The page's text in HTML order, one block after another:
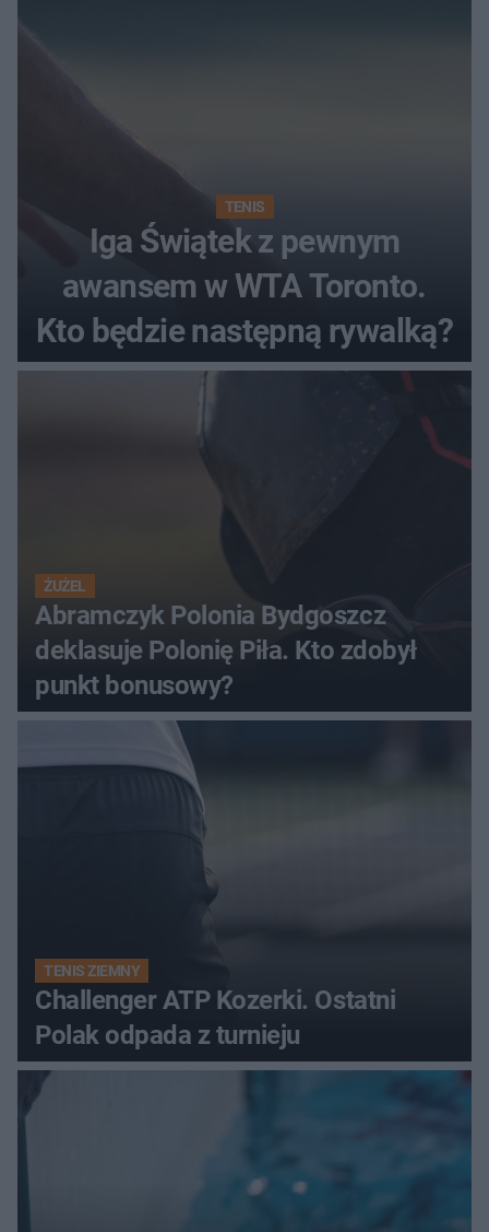
TENIS
Iga Świątek z pewnym
awansem w WTA Toronto.
Kto będzie następną rywalką?
ŻUŻEL
Abramczyk Polonia Bydgoszcz
deklasuje Polonię Piła. Kto zdobył
punkt bonusowy?
TENIS ZIEMNY
Challenger ATP Kozerki. Ostatni
Polak odpada z turnieju